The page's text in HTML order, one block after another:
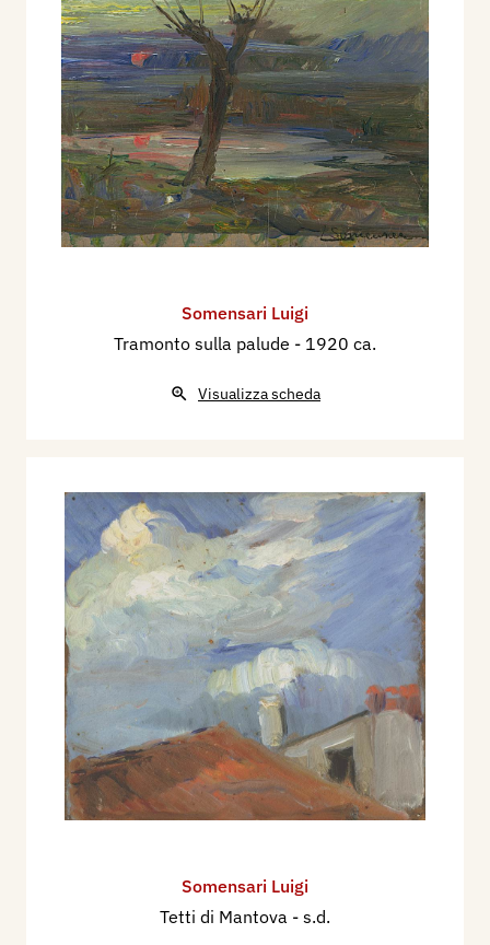
Somensari Luigi
Tramonto sulla palude - 1920 ca.
Visualizza scheda
Somensari Luigi
Tetti di Mantova - s.d.